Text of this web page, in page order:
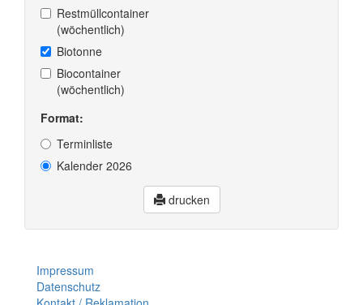
Restmüllcontainer
(wöchentlich)
Biotonne
Biocontainer
(wöchentlich)
Format:
Terminliste
Kalender 2026
drucken
Impressum
Datenschutz